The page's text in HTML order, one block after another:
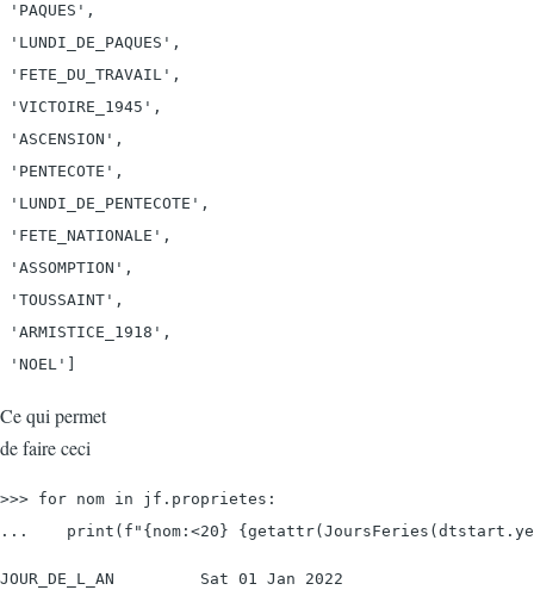
'PAQUES',
'LUNDI_DE_PAQUES',
'FETE_DU_TRAVAIL',
'VICTOIRE_1945',
'ASCENSION',
'PENTECOTE',
'LUNDI_DE_PENTECOTE',
'FETE_NATIONALE',
'ASSOMPTION',
'TOUSSAINT',
'ARMISTICE_1918',
Ce qui permet
de faire ceci
>>> for nom in jf.proprietes:
JOUR_DE_L_AN         Sat 01 Jan 2022